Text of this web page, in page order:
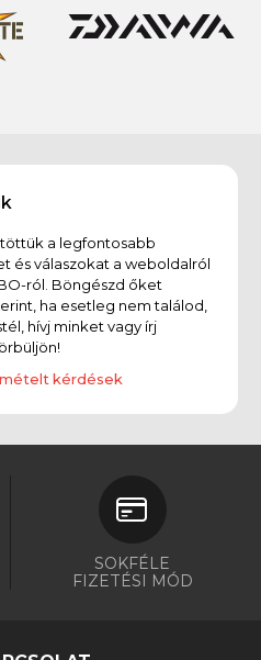
a legfontosabb
és válaszokat a weboldalról
ról. Böngészd őket
ha esetleg nem találod,
hívj minket vagy írj
kérdések
SOKFÉLE
FIZETÉSI MÓD